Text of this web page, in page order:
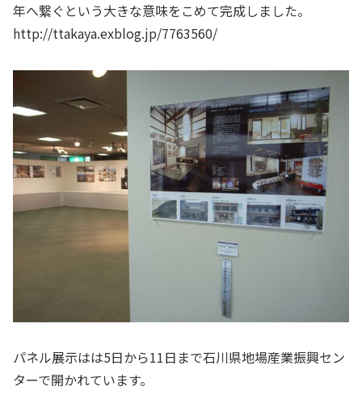
年へ繋ぐという大きな意味をこめて完成しました。
http://ttakaya.exblog.jp/7763560/
パネル展示はは5日から11日まで石川県地場産業振興セン
ターで開かれています。